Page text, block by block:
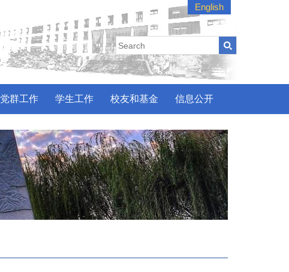
English
党群工作 学生工作 校友和基金 信息公开